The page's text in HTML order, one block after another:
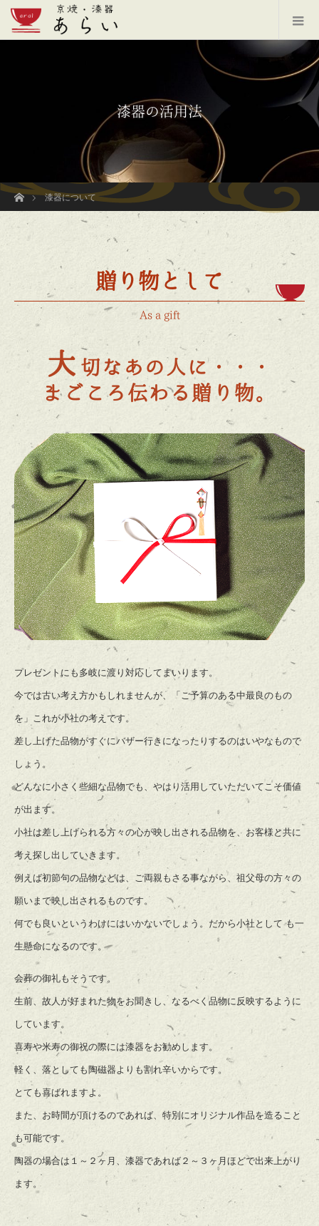
漆器の活用法
ホーム
漆器について
贈り物として
As a gift
大 切なあの人に・・・
まごころ伝わる贈り物。
プレゼントにも多岐に渡り対応してまいります。
今では古い考え方かもしれませんが、「ご予算のある中最良のもの
を」これが小社の考えです。
差し上げた品物がすぐにバザー行きになったりするのはいやなもので
しょう。
どんなに小さく些細な品物でも、やはり活用していただいてこそ価値
が出ます。
小社は差し上げられる方々の心が映し出される品物を、お客様と共に
考え探し出していきます。
例えば初節句の品物などは、ご両親もさる事ながら、祖父母の方々の
願いまで映し出されるものです。
何でも良いというわけにはいかないでしょう。だから小社として も一
生懸命になるのです。
会葬の御礼もそうです。
生前、故人が好まれた物をお聞きし、なるべく品物に反映するように
しています。
喜寿や米寿の御祝の際には漆器をお勧めします。
軽く、落としても陶磁器よりも割れ辛いからです。
とても喜ばれますよ。
また、お時間が頂けるのであれば、特別にオリジナル作品を造ること
も可能です。
陶器の場合は１～２ヶ月、漆器であれば２～３ヶ月ほどで出来上がり
ます。